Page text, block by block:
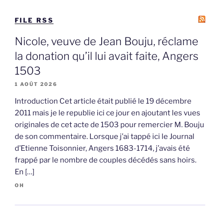
FILE RSS
Nicole, veuve de Jean Bouju, réclame
la donation qu’il lui avait faite, Angers
1503
1 AOÛT 2026
Introduction Cet article était publié le 19 décembre
2011 mais je le republie ici ce jour en ajoutant les vues
originales de cet acte de 1503 pour remercier M. Bouju
de son commentaire. Lorsque j’ai tappé ici le Journal
d’Etienne Toisonnier, Angers 1683-1714, j’avais été
frappé par le nombre de couples décédés sans hoirs.
En […]
OH